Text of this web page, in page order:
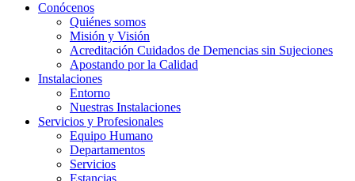
Conócenos
Quiénes somos
Misión y Visión
Acreditación Cuidados de Demencias sin Sujeciones
Apostando por la Calidad
Instalaciones
Entorno
Nuestras Instalaciones
Servicios y Profesionales
Equipo Humano
Departamentos
Servicios
Estancias